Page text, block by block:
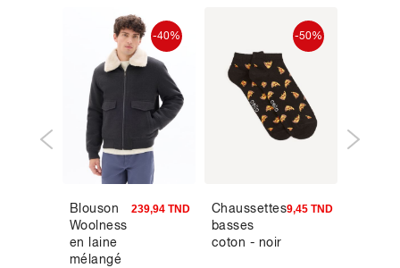
-40%
Blouson
Woolness
en laine
mélangé
239,94 TND
-50%
Chaussettes
basses
coton - noir
9,45 TND